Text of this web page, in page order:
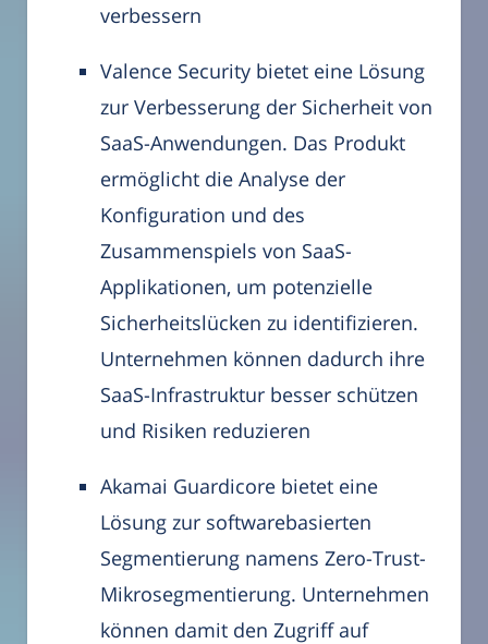
verbessern
Valence Security bietet eine Lösung
zur Verbesserung der Sicherheit von
SaaS-Anwendungen. Das Produkt
ermöglicht die Analyse der
Konfiguration und des
Zusammenspiels von SaaS-
Applikationen, um potenzielle
Sicherheitslücken zu identifizieren.
Unternehmen können dadurch ihre
SaaS-Infrastruktur besser schützen
und Risiken reduzieren
Akamai Guardicore bietet eine
Lösung zur softwarebasierten
Segmentierung namens Zero-Trust-
Mikrosegmentierung. Unternehmen
können damit den Zugriff auf